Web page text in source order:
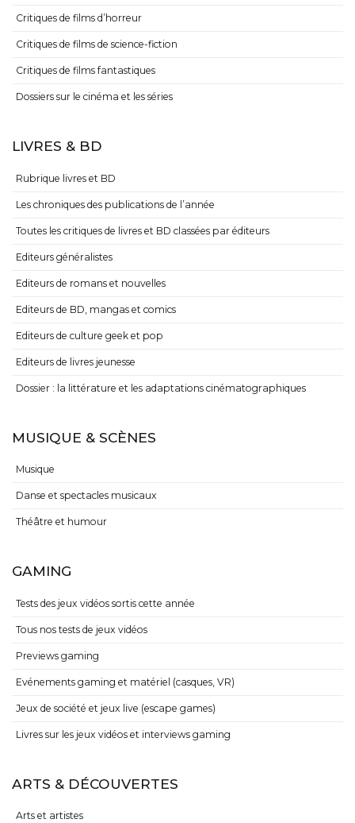
Critiques de films d’horreur
Critiques de films de science-fiction
Critiques de films fantastiques
Dossiers sur le cinéma et les séries
LIVRES & BD
Rubrique livres et BD
Les chroniques des publications de l’année
Toutes les critiques de livres et BD classées par éditeurs
Editeurs généralistes
Editeurs de romans et nouvelles
Editeurs de BD, mangas et comics
Editeurs de culture geek et pop
Editeurs de livres jeunesse
Dossier : la littérature et les adaptations cinématographiques
MUSIQUE & SCÈNES
Musique
Danse et spectacles musicaux
Théâtre et humour
GAMING
Tests des jeux vidéos sortis cette année
Tous nos tests de jeux vidéos
Previews gaming
Evénements gaming et matériel (casques, VR)
Jeux de société et jeux live (escape games)
Livres sur les jeux vidéos et interviews gaming
ARTS & DÉCOUVERTES
Arts et artistes